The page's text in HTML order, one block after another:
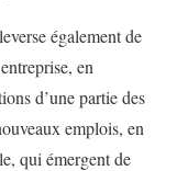
également de
en
d’une partie des
emplois, en
qui émergent de